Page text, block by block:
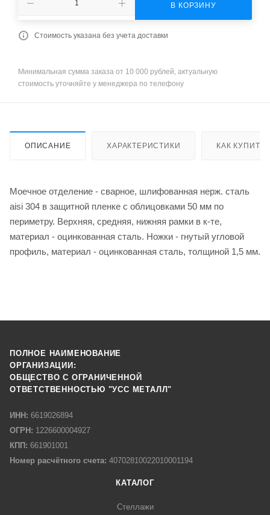
В КОРЗИНУ
Стоимость указана без учета доставки
Минимальная сумма заказа от 10 000 рублей, актуальную
стоимость уточняйте у менеджера по телефону
ОПИСАНИЕ ХАРАКТЕРИСТИКИ КАК КУПИТЬ
Моечное отделение - сварное, шлифованная нерж. сталь
aisi 304 в защитной пленке с облицовками 50 мм по
периметру. Верхняя, средняя, нижняя рамки в к-те,
материал - оцинкованная сталь. Ножки - гнутый угловой
профиль, материал - оцинкованная сталь, толщиной 1,5 мм.
ПОЛНОЕ НАИМЕНОВАНИЕ
ОРГАНИЗАЦИИ:
ОБЩЕСТВО С ОГРАНИЧЕННОЙ
ОТВЕТСТВЕННОСТЬЮ "УСС МЕТАЛЛ"
ИНН: 6619026894
ОГРН: 1226600004927
КПП: 661901001
Номер расчётного счета: 40702810022010001194
КАТАЛОГ
Стеллажи